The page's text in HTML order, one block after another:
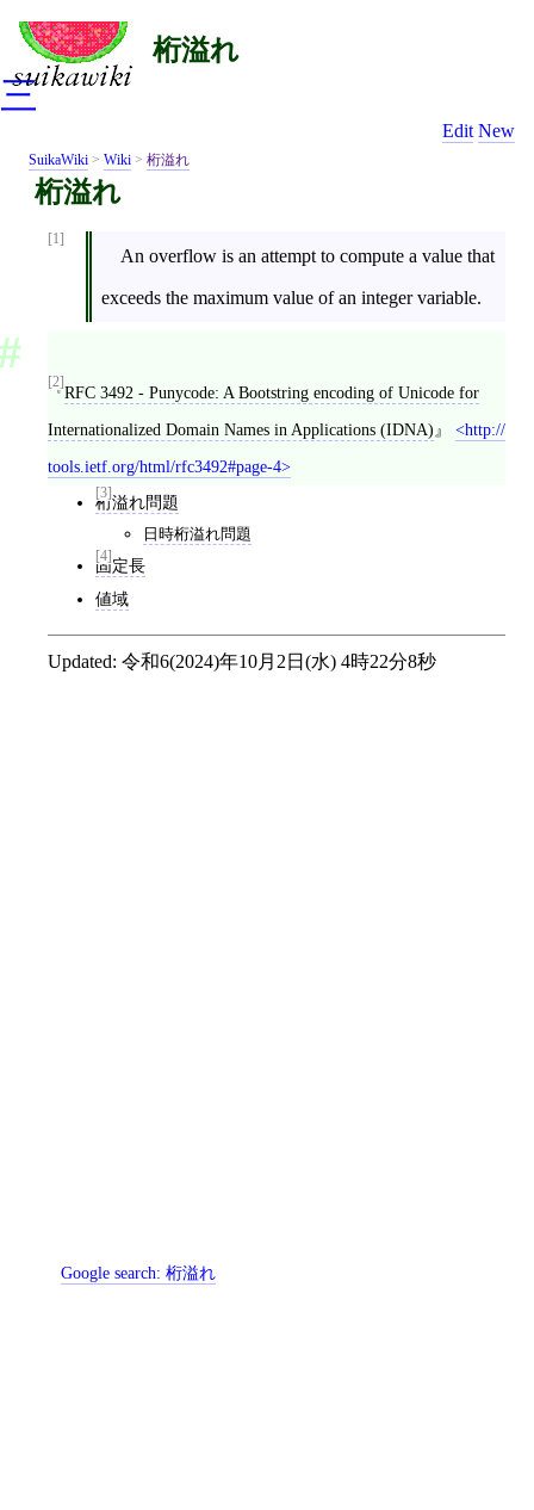
桁溢れ
Edit New
SuikaWiki > Wiki > 桁溢れ
桁溢れ
[1]
An overflow is an attempt to compute a value that
exceeds the maximum value of an integer variable.
[2]
RFC 3492 - Punycode: A Bootstring encoding of Unicode for
Internationalized Domain Names in Applications (IDNA)
http://
tools.ietf.org/html/rfc3492#page-4
[3]
桁溢れ問題
日時桁溢れ問題
[4]
固定長
値域
Updated: 令和6(2024)年10月2日(水) 4時22分8秒
Google search:桁溢れ
三